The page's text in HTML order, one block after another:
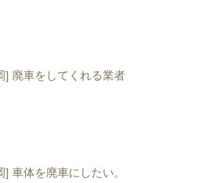
] 廃車をしてくれる業者
] 車体を廃車にしたい。